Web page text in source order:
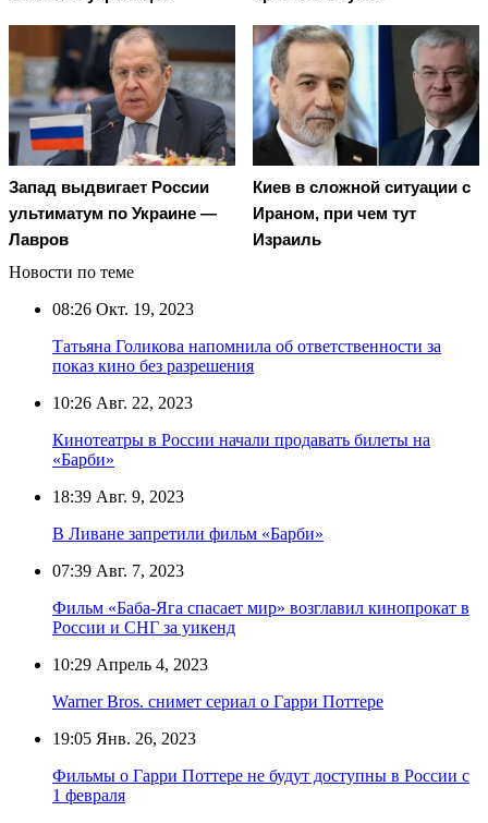
Запад выдвигает России
ультиматум по Украине —
Лавров
Киев в сложной ситуации с
Ираном, при чем тут
Израиль
Новости по теме
08:26 Окт. 19, 2023
Татьяна Голикова напомнила об ответственности за
показ кино без разрешения
10:26 Авг. 22, 2023
Кинотеатры в России начали продавать билеты на
«Барби»
18:39 Авг. 9, 2023
В Ливане запретили фильм «Барби»
07:39 Авг. 7, 2023
Фильм «Баба-Яга спасает мир» возглавил кинопрокат в
России и СНГ за уикенд
10:29 Апрель 4, 2023
Warner Bros. снимет сериал о Гарри Поттере
19:05 Янв. 26, 2023
Фильмы о Гарри Поттере не будут доступны в России с
1 февраля